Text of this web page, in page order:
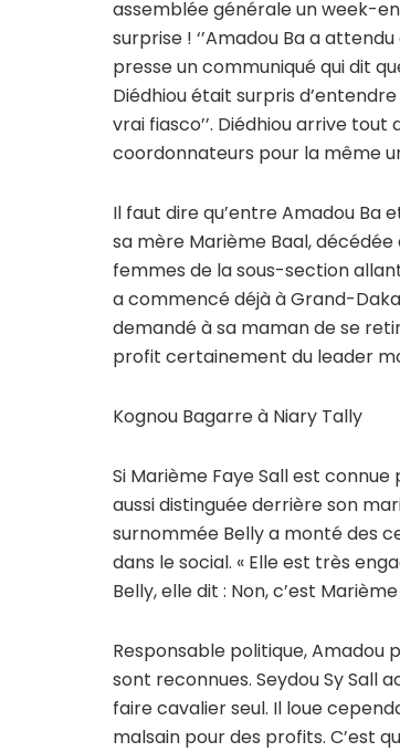
assemblée générale un week-
surprise ! ‘’Amadou Ba a
presse un communiqué qui dit
Diédhiou était surpris
vrai fiasco’’. Diédhiou arrive
coordonnateurs pour la même
Il faut dire qu’entre Amadou Ba
sa mère Marième Baal, décédée
femmes de la sous-section allant
a commencé déjà à Grand-
demandé à sa maman de se
profit certainement du leader
Kognou Bagarre à Niary Tally
Si Marième Faye Sall est
aussi distinguée derrière son
surnommée Belly a monté des
dans le social. « Elle est très
Belly, elle dit : Non, c’est
Responsable politique, Amadou
sont reconnues. Seydou Sy Sall
faire cavalier seul. Il loue
malsain pour des profits. C’est